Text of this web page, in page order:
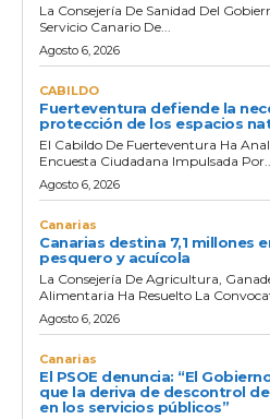
La Consejería De Sanidad Del
Servicio Canario De...
Agosto 6, 2026
CABILDO
Fuerteventura defiende la
protección de los espacios
El Cabildo De Fuerteventura Ha
Encuesta Ciudadana Impulsada
Agosto 6, 2026
Canarias
Canarias destina 7,1 millones
pesquero y acuícola
La Consejería De Agricultura,
Alimentaria Ha Resuelto La
Agosto 6, 2026
Canarias
El PSOE denuncia: “El
que la deriva de descontrol
en los servicios públicos”